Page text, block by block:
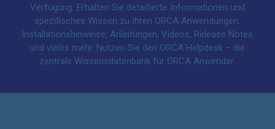
Verfügung. Erhalten Sie detaillierte Informationen und
spezifisches Wissen zu Ihren ORCA Anwendungen:
Installationshinweise, Anleitungen, Videos, Release Notes
und vieles mehr. Nutzen Sie den ORCA Helpdesk – die
zentrale Wissensdatenbank für ORCA Anwender.